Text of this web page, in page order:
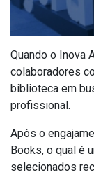
Quando o Inova
colaboradores
biblioteca em
profissional.
Após o
Books, o qual é
selecionados